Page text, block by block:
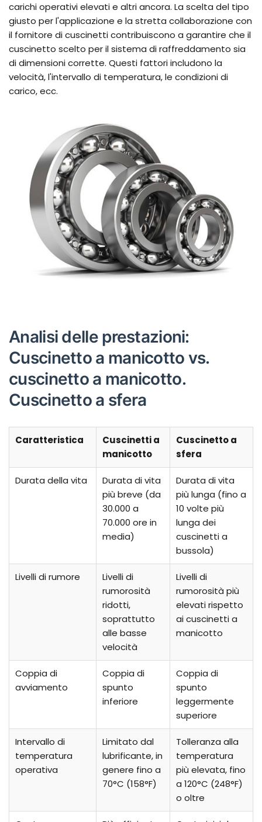
carichi operativi elevati e altri ancora. La scelta del tipo
giusto per l'applicazione e la stretta collaborazione con
il fornitore di cuscinetti contribuiscono a garantire che il
cuscinetto scelto per il sistema di raffreddamento sia
di dimensioni corrette. Questi fattori includono la
velocità, l'intervallo di temperatura, le condizioni di
carico, ecc.
Analisi delle prestazioni:
Cuscinetto a manicotto vs.
cuscinetto a manicotto.
Cuscinetto a sfera
Caratteristica
Cuscinetti a
manicotto
Cuscinetto a
sfera
Durata della vita
Durata di vita
più breve (da
30.000 a
70.000 ore in
media)
Durata di vita
più lunga (fino a
10 volte più
lunga dei
cuscinetti a
bussola)
Livelli di rumore
Livelli di
rumorosità
ridotti,
soprattutto
alle basse
velocità
Livelli di
rumorosità più
elevati rispetto
ai cuscinetti a
manicotto
Coppia di
avviamento
Coppia di
spunto
inferiore
Coppia di
spunto
leggermente
superiore
Intervallo di
temperatura
operativa
Limitato dal
lubrificante, in
genere fino a
70°C (158°F)
Tolleranza alla
temperatura
più elevata, fino
a 120°C (248°F)
o oltre